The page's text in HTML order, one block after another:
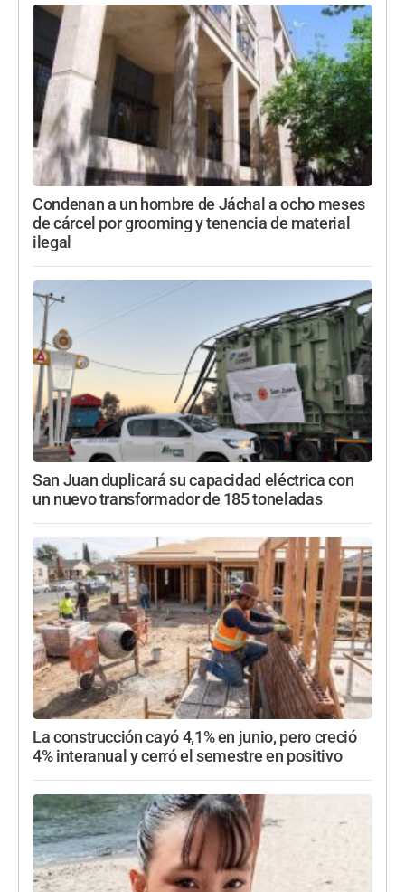
Condenan a un hombre de Jáchal a ocho meses
de cárcel por grooming y tenencia de material
ilegal
San Juan duplicará su capacidad eléctrica con
un nuevo transformador de 185 toneladas
La construcción cayó 4,1% en junio, pero creció
4% interanual y cerró el semestre en positivo